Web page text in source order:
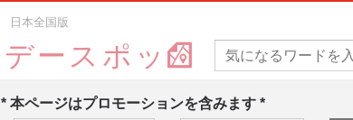
日本全国版
デースポッ
* 本ページはプロモーションを含みます *